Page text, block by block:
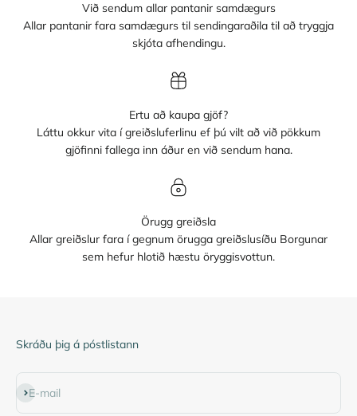
Við sendum allar pantanir samdægurs
Allar pantanir fara samdægurs til sendingaraðila til að tryggja
skjóta afhendingu.
Ertu að kaupa gjöf?
Láttu okkur vita í greiðsluferlinu ef þú vilt að við pökkum
gjöfinni fallega inn áður en við sendum hana.
Örugg greiðsla
Allar greiðslur fara í gegnum örugga greiðslusíðu Borgunar
sem hefur hlotið hæstu öryggisvottun.
Skráðu þig á póstlistann
E-mail
Subscribe